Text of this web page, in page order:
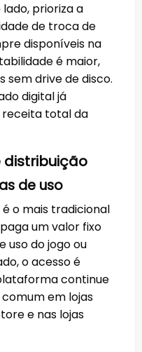
prioriza a
de troca de
disponíveis na
é maior,
sem drive de disco.
digital já
receita total da
distribuição
de uso
o mais tradicional
um valor fixo
uso do jogo ou
o acesso é
continue
em lojas
e nas lojas